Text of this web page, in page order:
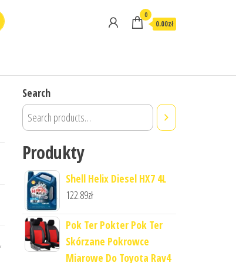
0
0.00zł
,
Search
Produkty
Shell Helix Diesel HX7 4L
122.89zł
Pok Ter Pokter Pok Ter
Skórzane Pokrowce
Miarowe Do Toyota Rav4